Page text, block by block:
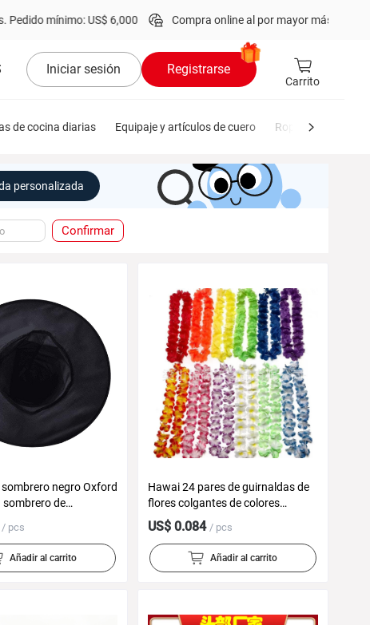
mínimo: US$ 6,000 Compra online al por mayor más de1 millón
Iniciar sesión Registrarse
Carrito
de cocina diarias Equipaje y artículos de cuero Ropa de hombre
personalizada
Confirmar
negro Oxford
sombrero de
de vestuario
magia bruja
/ pcs
Añadir al carrito
Hawai 24 pares de guirnaldas de
flores colgantes de colores
pétalos de flor simulados ropa de
anillo de cuello de poliéster fiesta
US$ 0.084 / pcs
Añadir al carrito